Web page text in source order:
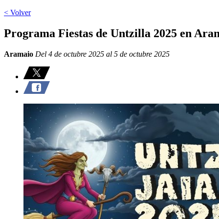
< Volver
Programa Fiestas de Untzilla 2025 en
Aramaio Del 4 de octubre 2025 al 5 de octubre 2025